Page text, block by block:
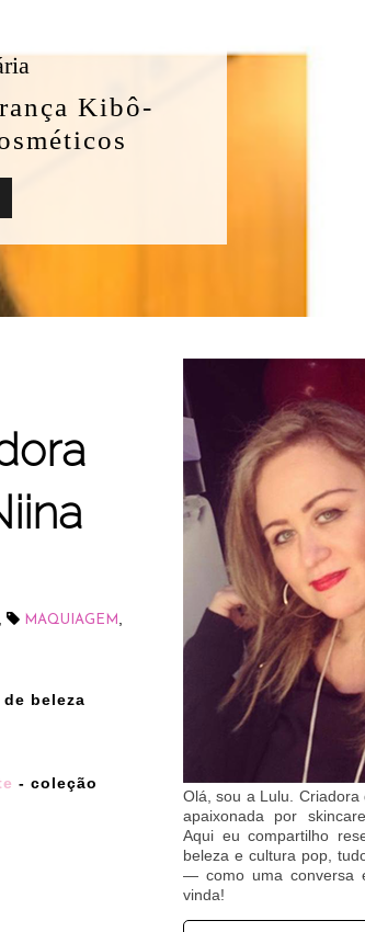
Kibô-
MAQUIAGEM
beleza
- coleção
Olá, sou a Lulu. Criadora
apaixonada por
Aqui eu compartilho
beleza e cultura pop,
— como uma conversa
vinda!